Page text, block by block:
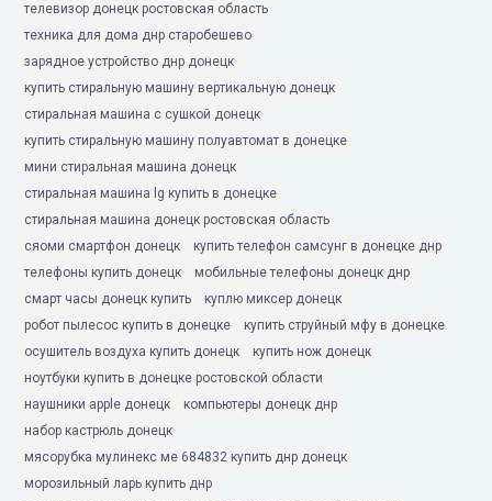
телевизор донецк ростовская область
техника для дома днр старобешево
зарядное устройство днр донецк
купить стиральную машину вертикальную донецк
стиральная машина с сушкой донецк
купить стиральную машину полуавтомат в донецке
мини стиральная машина донецк
стиральная машина lg купить в донецке
стиральная машина донецк ростовская область
сяоми смартфон донецк
купить телефон самсунг в донецке днр
телефоны купить донецк
мобильные телефоны донецк днр
смарт часы донецк купить
куплю миксер донецк
робот пылесос купить в донецке
купить струйный мфу в донецке
осушитель воздуха купить донецк
купить нож донецк
ноутбуки купить в донецке ростовской области
наушники apple донецк
компьютеры донецк днр
набор кастрюль донецк
мясорубка мулинекс ме 684832 купить днр донецк
морозильный ларь купить днр